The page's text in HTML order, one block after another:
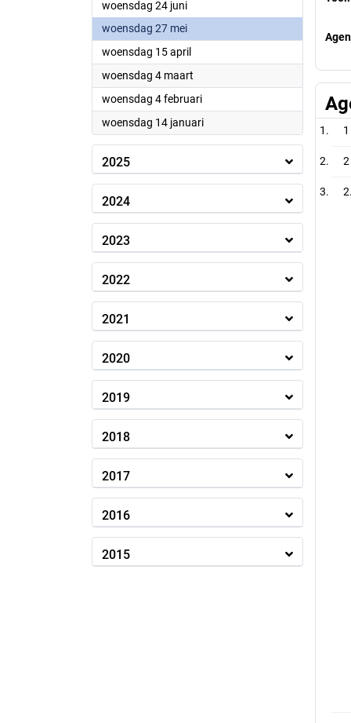
woensdag 24 juni2026
woensdag 27 mei2026
woensdag 15 april2026
woensdag 4 maart
woensdag 4 februari2026
woensdag 14 januari2026
2025
2024
2023
2022
2021
2020
2019
2018
2017
2016
2015
1
2